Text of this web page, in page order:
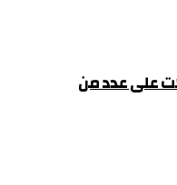
على عدد من